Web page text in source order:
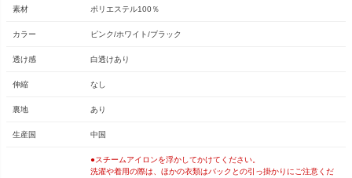
素材 ポリエステル100％
カラー ピンク/ホワイト/ブラック
透け感 白透けあり
伸縮 なし
裏地 あり
生産国 中国
●スチームアイロンを浮かしてかけてください。
洗濯や着用の際は、ほかの衣類はバックとの引っ掛かりにご注意くだ